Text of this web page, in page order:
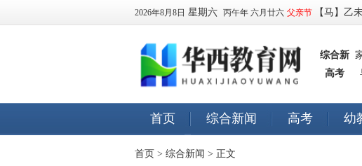
2026年8月8日 星期六 丙午年 六月廿六 父亲节 【马】乙
综合新
闻
高考
首页 综合新闻 高考 幼
早教 订阅
首页 > 综合新闻 > 正文